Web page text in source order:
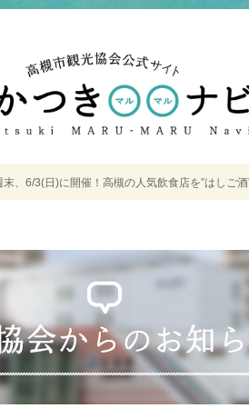
末、6/3(日)に開催！高槻の人気飲食店を”はしご酒